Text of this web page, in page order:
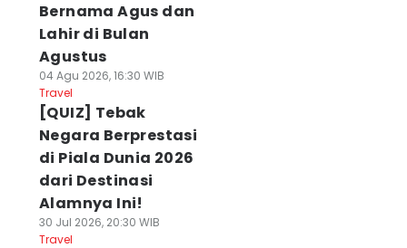
Bernama Agus dan
Lahir di Bulan
Agustus
04 Agu 2026, 16:30 WIB
Travel
[QUIZ] Tebak
Negara Berprestasi
di Piala Dunia 2026
dari Destinasi
Alamnya Ini!
30 Jul 2026, 20:30 WIB
Travel